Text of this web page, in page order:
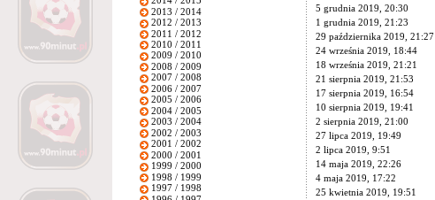
2013 / 2014
2012 / 2013
2011 / 2012
2010 / 2011
2009 / 2010
2008 / 2009
2007 / 2008
2006 / 2007
2005 / 2006
2004 / 2005
2003 / 2004
2002 / 2003
2001 / 2002
2000 / 2001
1999 / 2000
1998 / 1999
1997 / 1998
5 grudnia 2019, 20:30
1 grudnia 2019, 21:23
29 października 2019, 21:27
24 września 2019, 18:44
18 września 2019, 21:21
21 sierpnia 2019, 21:53
17 sierpnia 2019, 16:54
10 sierpnia 2019, 19:41
2 sierpnia 2019, 21:00
27 lipca 2019, 19:49
2 lipca 2019, 9:51
14 maja 2019, 22:26
4 maja 2019, 17:22
25 kwietnia 2019, 19:51